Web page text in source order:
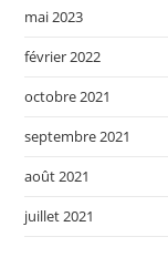
mai 2023
février 2022
octobre 2021
septembre 2021
août 2021
juillet 2021